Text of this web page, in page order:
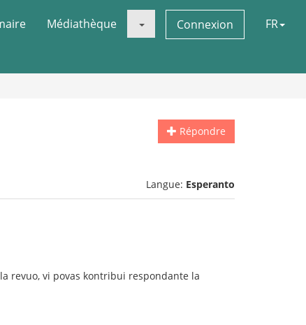
Médiathèque Connexion FR
Répondre
Langue: Esperanto
revuo, vi povas kontribui respondante la